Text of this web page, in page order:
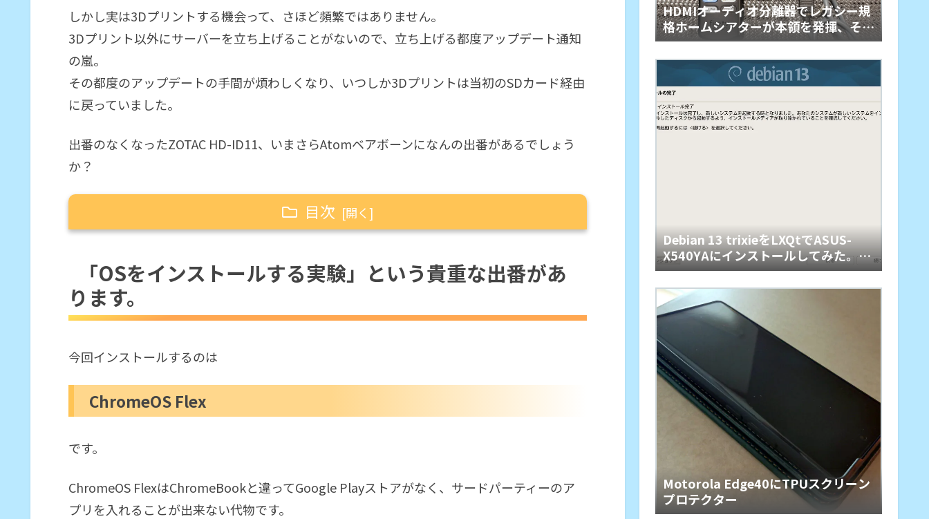
しかし実は3Dプリントする機会って、さほど頻繁ではありません。
3Dプリント以外にサーバーを立ち上げることがないので、立ち上げる都度アップデート通知
の嵐。
その都度のアップデートの手間が煩わしくなり、いつしか3Dプリントは当初のSDカード経由
に戻っていました。
出番のなくなったZOTAC HD-ID11、いまさらAtomベアボーンになんの出番があるでしょう
か？
目次
ChromeOS Flex
インストール
ChromeOS FlexをインストールしたZOTAC HD-ID11の使用感
「OSをインストールする実験」という貴重な出番があ
ります。
今回インストールするのは
ChromeOS Flex
です。
ChromeOS FlexはChromeBookと違ってGoogle Playストアがなく、サードパーティーのア
プリを入れることが出来ない代物です。
HDMIオーディオ分離器でレガシー規
格ホームシアターが本領を発揮、その
旋律に戦慄
Debian 13 trixieをLXQtでASUS-
X540YAにインストールしてみた。懐
かしくて軽快
Motorola Edge40にTPUスクリーン
プロテクター